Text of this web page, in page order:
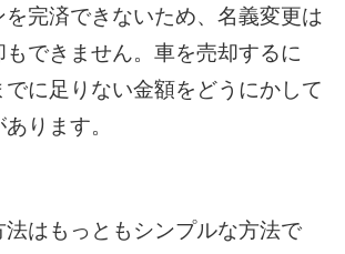
完済できないため、名義変更は
できません。車を売却するに
に足りない金額をどうにかして
ります。
はもっともシンプルな方法で